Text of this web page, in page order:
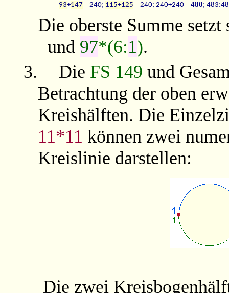
93+147 = 240; 115+125 = 240; 240+240 =480;
Die oberste Summe
und 97*(6:1).
3.
Die FS 149 und
Betrachtung der oben
Kreishälften. Die
11*11 können zwei
Kreislinie darstellen:
Die zwei